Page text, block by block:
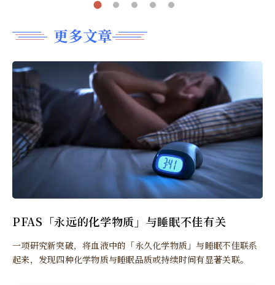
更多文章
PFAS「永远的化学物质」与睡眠不佳有关
一项研究新突破，将血液中的「永久化学物质」与睡眠不佳联系
起来，发现四种化学物质与睡眠品质或持续时间有显著关联。